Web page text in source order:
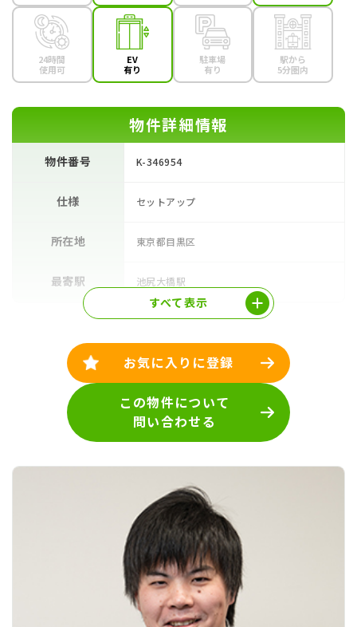
24時間
使用可
EV
有り
駐車場
有り
駅から
5分圏内
物件詳細情報
物件番号 K-346954
仕様 セットアップ
所在地 東京都目黒区
最寄駅 池尻大橋駅
すべて表示
お気に入りに登録
この物件について
問い合わせる